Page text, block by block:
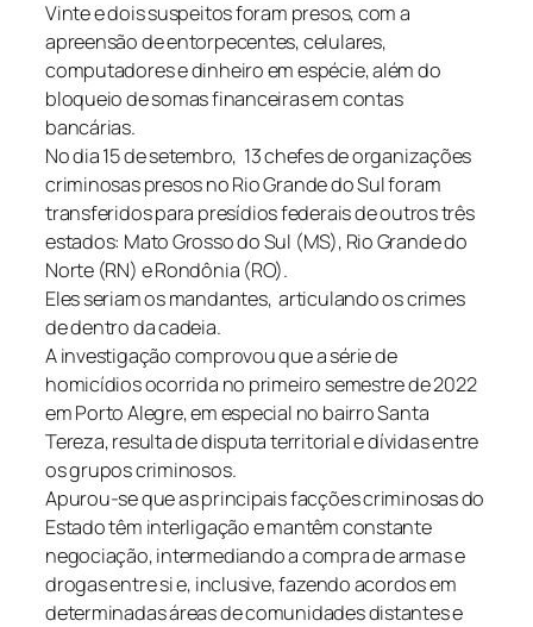
Vinte e dois suspeitos foram presos, com a
apreensão de entorpecentes, celulares,
computadores e dinheiro em espécie, além do
bloqueio de somas financeiras em contas
bancárias.
No dia 15 de setembro, 13 chefes de organizações
criminosas presos no Rio Grande do Sul foram
transferidospara presídios federais de outros três
estados: Mato Grosso do Sul (MS), Rio Grande do
Norte (RN) e Rondônia (RO).
Eles seriam os mandantes, articulando os crimes
de dentro da cadeia.
A investigação comprovou que a série de
homicídios ocorrida no primeiro semestre de 2022
em Porto Alegre, em especial no bairro Santa
Tereza, resulta de disputa territorial e dívidas entre
os grupos criminosos.
Apurou-se que as principais facções criminosas do
Estado têm interligação e mantêm constante
negociação, intermediando a compra de armas e
drogas entre si e, inclusive, fazendo acordos em
determinadas áreas de comunidades distantes e